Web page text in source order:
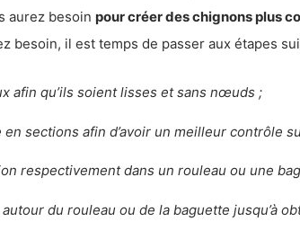
aurez besoin pour créer des chignons plus
besoin, il est temps de passer aux étapes
afin qu’ils soient lisses et sans nœuds ;
sections afin d’avoir un meilleur contrôle
respectivement dans un rouleau ou une
du rouleau ou de la baguette jusqu’à